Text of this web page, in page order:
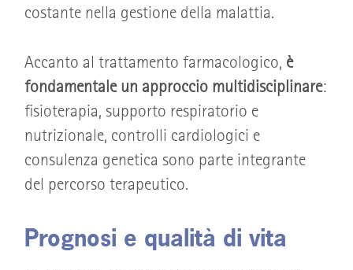
costante nella gestione della malattia.
Accanto al trattamento farmacologico, è
fondamentale un approccio multidisciplinare:
fisioterapia, supporto respiratorio e
nutrizionale, controlli cardiologici e
consulenza genetica sono parte integrante
del percorso terapeutico.
Prognosi e qualità di vita